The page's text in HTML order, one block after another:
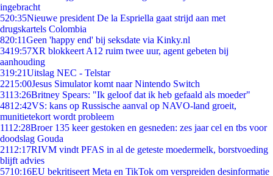
ingebracht
520:35Nieuwe president De la Espriella gaat strijd aan met
drugskartels Colombia
820:11Geen 'happy end' bij seksdate via Kinky.nl
3419:57XR blokkeert A12 ruim twee uur, agent gebeten bij
aanhouding
319:21Uitslag NEC - Telstar
2215:00Jesus Simulator komt naar Nintendo Switch
3113:26Britney Spears: "Ik geloof dat ik heb gefaald als moeder"
4812:42VS: kans op Russische aanval op NAVO-land groeit,
munitietekort wordt probleem
1112:28Broer 135 keer gestoken en gesneden: zes jaar cel en tbs voor
doodslag Gouda
2112:17RIVM vindt PFAS in al de geteste moedermelk, borstvoeding
blijft advies
5710:16EU bekritiseert Meta en TikTok om verspreiden desinformatie